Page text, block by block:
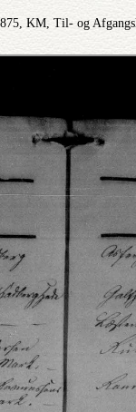
KM, Til- og